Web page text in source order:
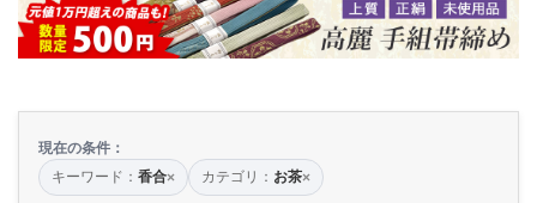
現在の条件：
キーワード： 香合× カテゴリ： お茶×